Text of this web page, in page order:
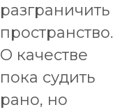
разграничить
пространство.
О качестве
пока судить
рано, но